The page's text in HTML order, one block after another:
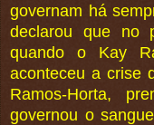
governam há
declarou que no
quando o Kay
aconteceu a crise
Ramos-Horta,
governou o